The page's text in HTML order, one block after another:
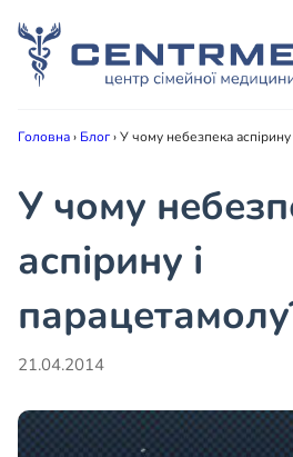
Головна› Блог›У чому небезпека аспірину
У чому
аспірину і
21.04.2014